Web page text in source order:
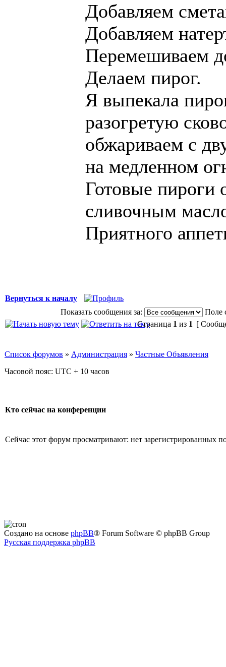
Добавляем
Добавляем
Перемешиваем
Делаем пирог.
Я выпекала
разогретую
обжариваем с
на медленном
Готовые пироги
сливочным
Приятного
Вернуться к началу
Показать сообщения за:
Поле
Страница 1 из 1 [
Список форумов » Администрация » Частные Объявления
Часовой пояс: UTC + 10 часов
Кто сейчас на конференции
Сейчас этот форум просматривают: нет зарегистрированных
Создано на основе phpBB® Forum Software © phpBB Group
Русская поддержка phpBB